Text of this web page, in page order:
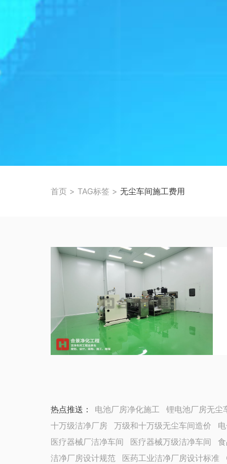
首页 > TAG标签 > 无尘车间施工费用
热点推送： 电池厂房净化施工
锂电池厂房无尘
十万级洁净厂房
万级和十万级无尘车间造价
医疗器械厂洁净车间
医疗器械万级洁净车间
洁净厂房设计规范
医药工业洁净厂房设计标准